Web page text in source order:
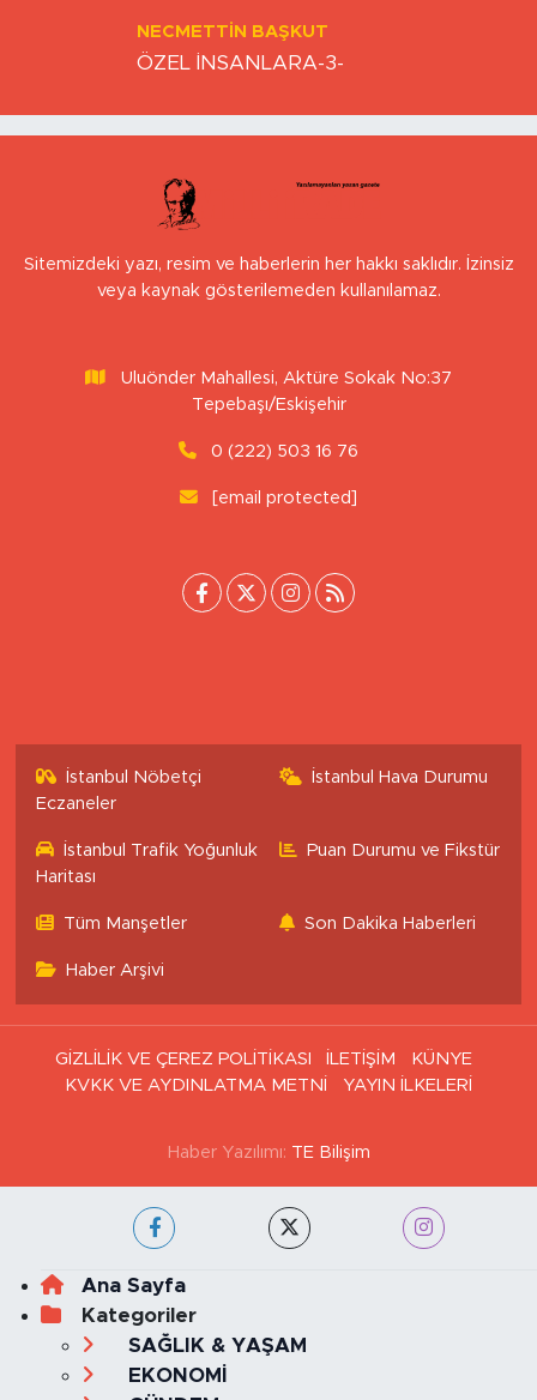
NECMETTIN BAŞKUT
ÖZEL İNSANLARA-3-
Sitemizdeki yazı, resim ve haberlerin her hakkı saklıdır. İzinsiz
veya kaynak gösterilemeden kullanılamaz.
Uluönder Mahallesi, Aktüre Sokak No:37
Tepebaşı/Eskişehir
0 (222) 503 16 76
[email protected]
İstanbul Nöbetçi
Eczaneler
İstanbul Hava Durumu
İstanbul Trafik Yoğunluk
Haritası
Puan Durumu ve Fikstür
Tüm Manşetler Son Dakika Haberleri
Haber Arşivi
GİZLİLİK VE ÇEREZ POLİTİKASI İLETİŞİM
KÜNYE
KVKK VE AYDINLATMA METNİ
YAYIN İLKELERİ
Haber Yazılımı: TE Bilişim
Ana Sayfa
Kategoriler
SAĞLIK & YAŞAM
EKONOMİ